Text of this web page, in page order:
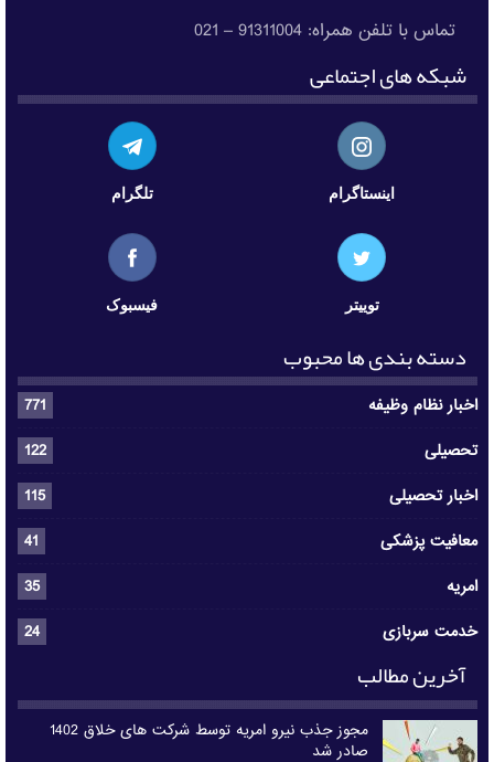
تماس با تلفن همراه: 91311004 – 021
شبکه های اجتماعی
اینستاگرام تلگرام
توییتر فیسبوک
دسته بندی ها محبوب
اخبار نظام وظیفه
771
تحصیلی
122
اخبار تحصیلی
115
معافیت پزشکی
41
امریه
35
خدمت سربازی
24
آخرین مطالب
مجوز جذب نیرو امریه توسط شرکت های خلاق 1402
صادر شد